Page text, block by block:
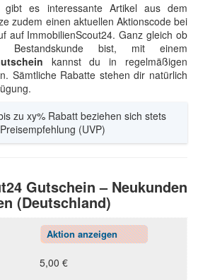
gibt es interessante Artikel aus dem
zudem einen aktuellen Aktionscode bei
auf ImmobilienScout24. Ganz gleich ob
Bestandskunde bist, mit einem
kannst du in regelmäßigen
Sämtliche Rabatte stehen dir natürlich
zu xy% Rabatt beziehen sich stets
(UVP)
Gutschein – Neukunden
(Deutschland)
Aktion anzeigen
5,00 €